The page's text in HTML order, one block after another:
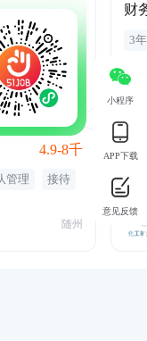
驾照
理
贴
奖金
随州 随县
财
3
4.9-8千
管理
接待
随州
采
3
法
小程序
APP下载
意见反馈